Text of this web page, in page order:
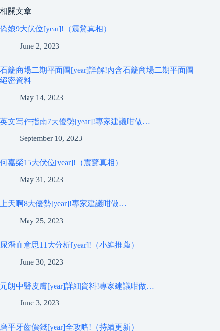
相關文章
偽娘9大伏位[year]!（震驚真相）
June 2, 2023
石籬商場二期平面圖[year]詳解!內含石籬商場二期平面圖
絕密資料
May 14, 2023
英文写作指南7大優勢[year]!專家建議咁做…
September 10, 2023
何嘉榮15大伏位[year]!（震驚真相）
May 31, 2023
上天啊8大優勢[year]!專家建議咁做…
May 25, 2023
尿潛血意思11大分析[year]!（小編推薦）
June 30, 2023
元朗中醫皮膚[year]詳細資料!專家建議咁做…
June 3, 2023
磨平牙齒價錢[year]全攻略!（持續更新）